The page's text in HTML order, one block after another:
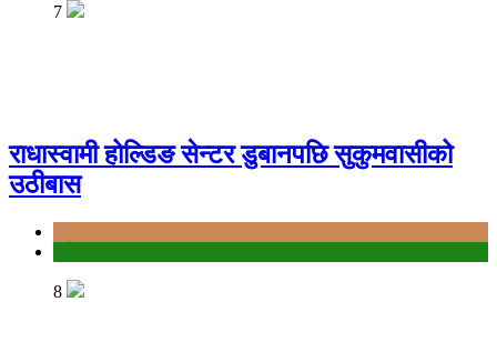
7
राधास्वामी होल्डिङ सेन्टर डुबानपछि सुकुमवासीको
उठीबास
8